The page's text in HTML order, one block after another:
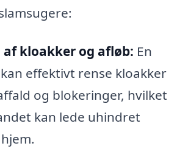
af kloakker og afløb: En
effektivt rense kloakker
og blokeringer, hvilket
kan lede uhindret